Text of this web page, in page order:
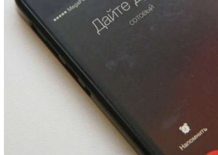
учебному году
13:47
Покушение на убийство в Волгограде: девушка
напала на незнакомую женщину с ножом
Сладкий праздник в Волгограде: в Центральном
парке прошёл фестиваль „Арбузный переполох“